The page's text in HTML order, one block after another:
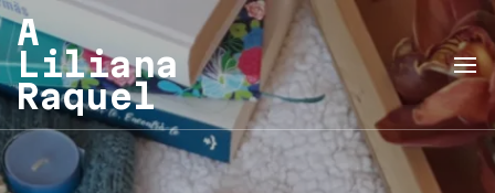
A
Liliana
Raquel